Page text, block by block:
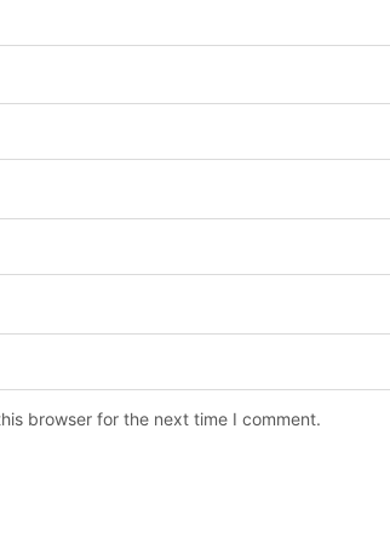
browser for the next time I comment.